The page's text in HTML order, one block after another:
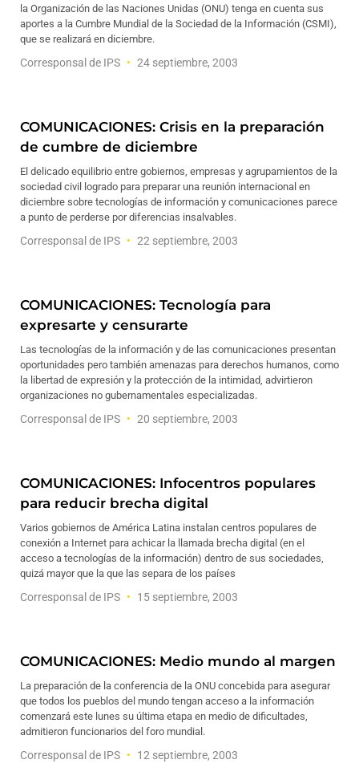
la Organización de las Naciones Unidas (ONU) tenga en cuenta sus
aportes a la Cumbre Mundial de la Sociedad de la Información (CSMI),
que se realizará en diciembre.
Corresponsal de IPS 24 septiembre, 2003
COMUNICACIONES: Crisis en la preparación
de cumbre de diciembre
El delicado equilibrio entre gobiernos, empresas y agrupamientos de la
sociedad civil logrado para preparar una reunión internacional en
diciembre sobre tecnologías de información y comunicaciones parece
a punto de perderse por diferencias insalvables.
Corresponsal de IPS 22 septiembre, 2003
COMUNICACIONES: Tecnología para
expresarte y censurarte
Las tecnologías de la información y de las comunicaciones presentan
oportunidades pero también amenazas para derechos humanos, como
la libertad de expresión y la protección de la intimidad, advirtieron
organizaciones no gubernamentales especializadas.
Corresponsal de IPS 20 septiembre, 2003
COMUNICACIONES: Infocentros populares
para reducir brecha digital
Varios gobiernos de América Latina instalan centros populares de
conexión a Internet para achicar la llamada brecha digital (en el
acceso a tecnologías de la información) dentro de sus sociedades,
quizá mayor que la que las separa de los países
Corresponsal de IPS 15 septiembre, 2003
COMUNICACIONES: Medio mundo al margen
La preparación de la conferencia de la ONU concebida para asegurar
que todos los pueblos del mundo tengan acceso a la información
comenzará este lunes su última etapa en medio de dificultades,
admitieron funcionarios del foro mundial.
Corresponsal de IPS 12 septiembre, 2003